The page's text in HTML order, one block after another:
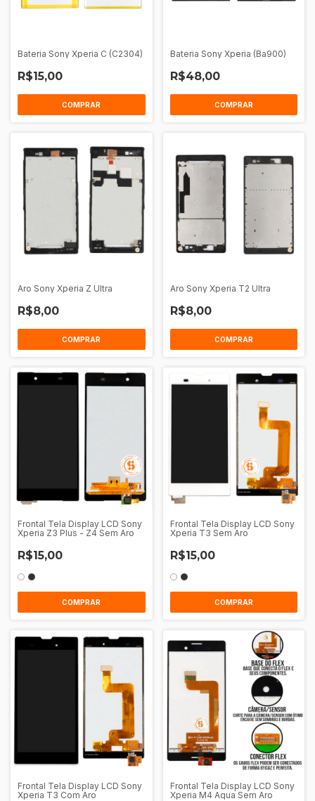
Bateria Sony Xperia C (C2304)
R$15,00
COMPRAR
Bateria Sony Xperia (Ba900)
R$48,00
COMPRAR
Aro Sony Xperia Z Ultra
R$8,00
COMPRAR
Aro Sony Xperia T2 Ultra
R$8,00
COMPRAR
Frontal Tela Display LCD Sony
Xperia Z3 Plus - Z4 Sem Aro
R$15,00
COMPRAR
Frontal Tela Display LCD Sony
Xperia T3 Sem Aro
R$15,00
COMPRAR
Frontal Tela Display LCD Sony
Xperia T3 Com Aro
Frontal Tela Display LCD Sony
Xperia M4 Aqua Sem Aro